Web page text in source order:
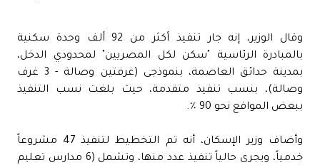
وقال الوزير، إنه جار تنفيذ أكثر من 92 ألف وحدة سكنية
بالمبادرة الرئاسية "سكن لكل المصريين" لمحدودي الدخل،
بمدينة حدائق العاصمة، بنموذجى (غرفتين وصالة - 3 غرف
وصالة)، بنسب تنفيذ متقدمة، حيث بلغت نسب التنفيذ
ببعض المواقع نحو 90 ٪.
وأضاف وزير الإسكان، أنه تم التخطيط لتنفيذ 47 مشروعاً
خدمياً، ويجرى حالياً تنفيذ عدد منها، وتشمل (6 مدارس تعليم